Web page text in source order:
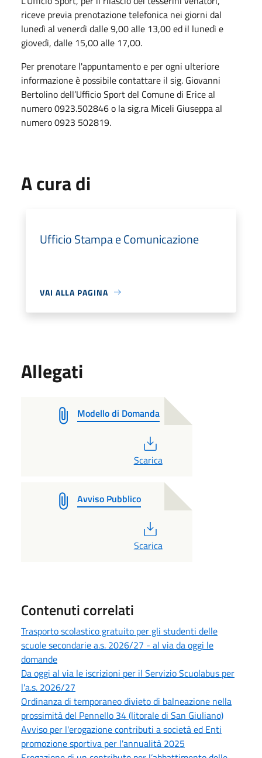
riceve previa prenotazione telefonica nei giorni dal
lunedì al venerdì dalle 9,00 alle 13,00 ed il lunedì e
giovedì, dalle 15,00 alle 17,00.
Per prenotare l'appuntamento e per ogni ulteriore
informazione è possibile contattare il sig. Giovanni
Bertolino dell’Ufficio Sport del Comune di Erice al
numero 0923.502846 o la sig.ra Miceli Giuseppa al
numero 0923 502819.
A cura di
Ufficio Stampa e Comunicazione
VAI ALLA PAGINA
Allegati
Modello di Domanda
Scarica
Avviso Pubblico
Scarica
Contenuti correlati
Trasporto scolastico gratuito per gli studenti delle
scuole secondarie a.s. 2026/27 - al via da oggi le
domande
Da oggi al via le iscrizioni per il Servizio Scuolabus per
l'a.s. 2026/27
Ordinanza di temporaneo divieto di balneazione nella
prossimità del Pennello 34 (litorale di San Giuliano)
Avviso per l'erogazione contributi a società ed Enti
promozione sportiva per l'annualità 2025